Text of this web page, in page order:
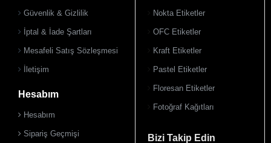
900 TL Üzeri Kargo Ücretsiz
Güvenlik & Gizlilik
İptal & İade Şartları
Mesafeli Satış Sözleşmesi
İletişim
Hesabım
Hesabım
Sipariş Geçmişi
Nokta Etiketler
OFC Etiketler
Kraft Etiketler
Pastel Etiketler
Floresan Etiketler
Fotoğraf Kağıtları
Bizi Takip Edin